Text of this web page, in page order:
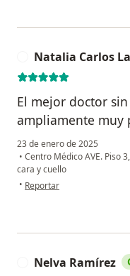
Natalia Carlos
El mejor doctor
ampliamente muy
23 de enero de 2025
• Centro Médico AVE. Piso
cara y cuello
• en opinión del usuario
Reportar
Nelva Ramírez